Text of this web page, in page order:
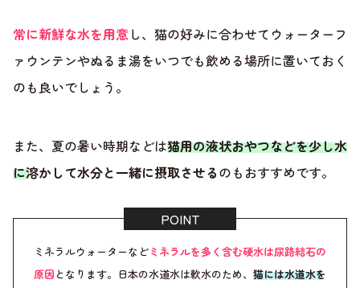
常に新鮮な水を用意し、猫の好みに合わせてウォーターフ
ァウンテンやぬるま湯をいつでも飲める場所に置いておく
のも良いでしょう。
また、夏の暑い時期などは猫用の液状おやつなどを少し水
に溶かして水分と一緒に摂取させるのもおすすめです。
ミネラルウォーターなどミネラルを多く含む硬水は尿路結石の
原因 となります。日本の水道水は軟水のため、 猫には水道水を